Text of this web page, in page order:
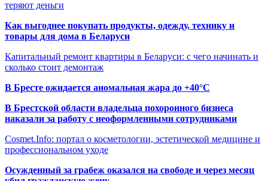
теряют деньги
Как выгоднее покупать продукты, одежду, технику и
товары для дома в Беларуси
Капитальный ремонт квартиры в Беларуси: с чего начинать и
сколько стоит демонтаж
В Бресте ожидается аномальная жара до +40°C
В Брестской области владельца похоронного бизнеса
наказали за работу с неоформленными сотрудниками
Cosmet.Info: портал о косметологии, эстетической медицине и
профессиональном уходе
Осужденный за грабеж оказался на свободе и через месяц